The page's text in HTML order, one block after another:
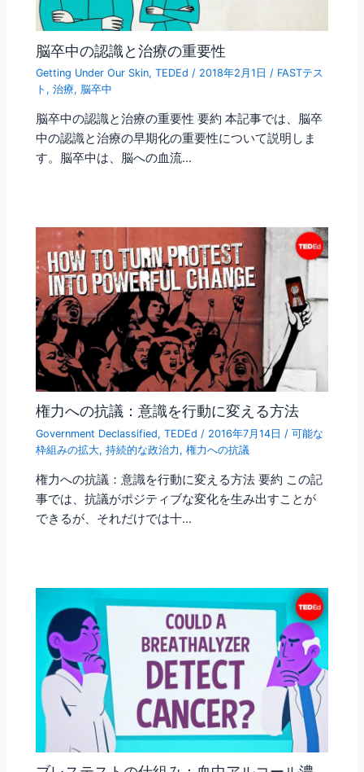
脳卒中の認識と治療の重要性
Getting Under Our Skin,TEDEd / 2018年2月1日 / FASTテス
ト ,治療, 脳卒中
脳卒中の認識と治療の重要性 要約 本記事では、脳卒
中の認識と治療の早期化の重要性について説明しま
す。脳卒中は、脳への血流…
権力への抗議：意識を行動に変える方法
Government Declassified,TEDEd / 2016年7月14日 /可能な
枠組みの拡大,持続的な政治力 ,権力への抗議
権力への抗議：意識を行動に変える方法 要約 この記
事では、抗議がポジティブな変化を生み出すことが
できるが、それだけでは十…